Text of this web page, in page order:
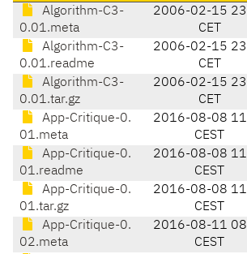
Algorithm-C3-
0.01.meta
2006-02-15
CET
Algorithm-C3-
0.01.readme
2006-02-15
CET
Algorithm-C3-
0.01.tar.gz
2006-02-15
CET
App-Critique-0.
01.meta
2016-08-08
CEST
App-Critique-0.
01.readme
2016-08-08
CEST
App-Critique-0.
01.tar.gz
2016-08-08
CEST
App-Critique-0.
02.meta
2016-08-11
CEST